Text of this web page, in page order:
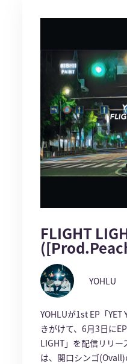
FLIGHT
YOHLU
YOHLUが1st EP「YET
きがけて、6月3日に
LIGHT」を配信リリー
は、関口シンゴ